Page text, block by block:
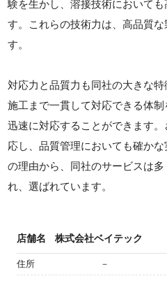
験を生かし、溶接技術において
す。これらの技術力は、高品質
す。
対応力と品質力も同社の大きな
施工まで一貫して対応できる体
迅速に対応することができます
応し、品質管理においても確か
の理由から、同社のサービスは
れ、選ばれています。
店舗名 株式会社ベイテック
住所 －